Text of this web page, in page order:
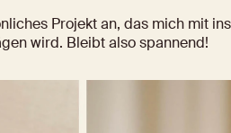
Projekt an, das mich mit
wird. Bleibt also spannend!